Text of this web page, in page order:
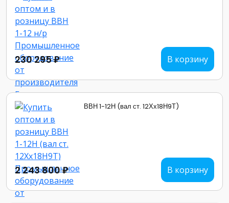
230 295 ₽ В корзину
ВВН 1-12Н (вал ст. 12Хх18Н9Т)
2 243 800 ₽ В корзину